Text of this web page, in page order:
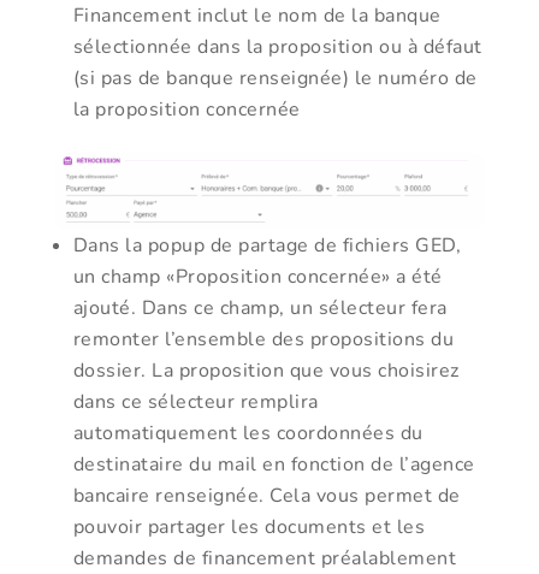
Financement inclut le nom de la banque
sélectionnée dans la proposition ou à défaut
(si pas de banque renseignée) le numéro de
la proposition concernée
Dans la popup de partage de fichiers GED,
un champ «Proposition concernée» a été
ajouté. Dans ce champ, un sélecteur fera
remonter l’ensemble des propositions du
dossier. La proposition que vous choisirez
dans ce sélecteur remplira
automatiquement les coordonnées du
destinataire du mail en fonction de l’agence
bancaire renseignée. Cela vous permet de
pouvoir partager les documents et les
demandes de financement préalablement